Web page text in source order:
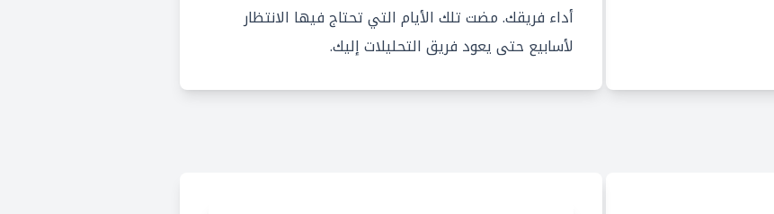
أداء فريقك. مضت تلك الأيام التي تحتاج فيها الانتظار
لأسابيع حتى يعود فريق التحليلات إليك.